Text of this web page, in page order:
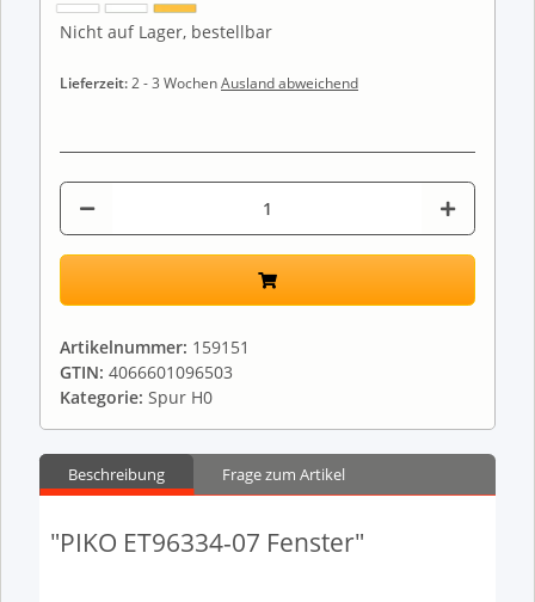
Nicht auf Lager, bestellbar
Lieferzeit:2 - 3 WochenAusland abweichend
Artikelnummer: 159151
GTIN: 4066601096503
Kategorie: Spur H0
Beschreibung Frage zum Artikel
"PIKO ET96334-07 Fenster"